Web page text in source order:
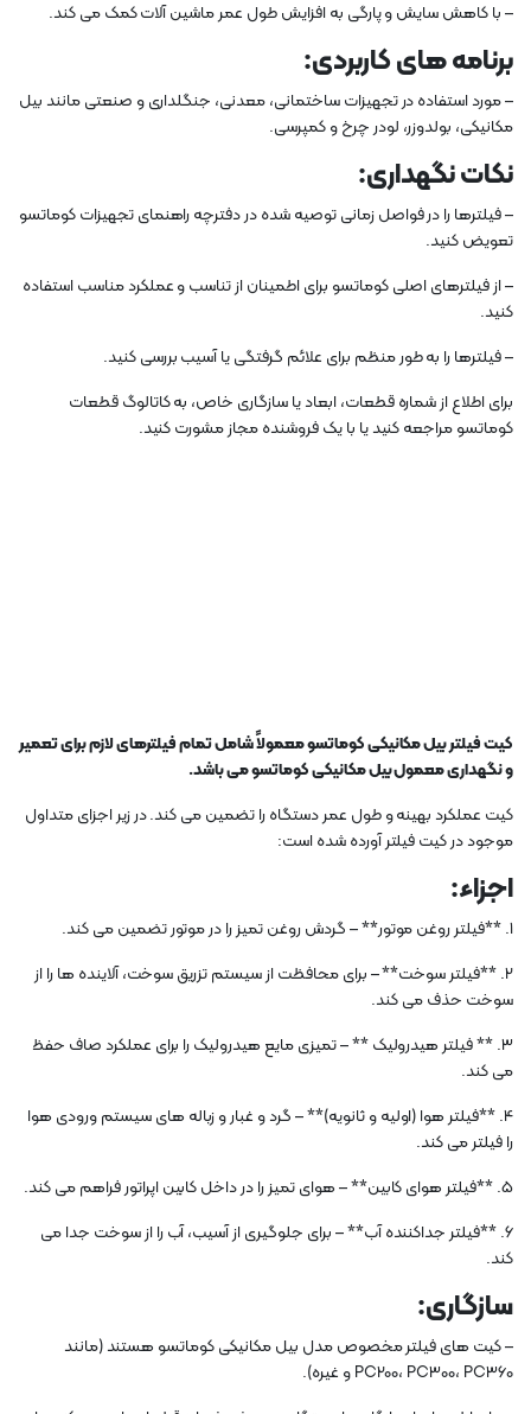
– با کاهش سایش و پارگی به افزایش طول عمر ماشین آلات کمک می کند.
برنامه های کاربردی:
– مورد استفاده در تجهیزات ساختمانی، معدنی، جنگلداری و صنعتی مانند بیل
مکانیکی، بولدوزر، لودر چرخ و کمپرسی.
نکات نگهداری:
– فیلترها را در فواصل زمانی توصیه شده در دفترچه راهنمای تجهیزات کوماتسو
تعویض کنید.
– از فیلترهای اصلی کوماتسو برای اطمینان از تناسب و عملکرد مناسب استفاده
کنید.
– فیلترها را به طور منظم برای علائم گرفتگی یا آسیب بررسی کنید.
برای اطلاع از شماره قطعات، ابعاد یا سازگاری خاص، به کاتالوگ قطعات
کوماتسو مراجعه کنید یا با یک فروشنده مجاز مشورت کنید.
کیت فیلتر بیل مکانیکی کوماتسو معمولاً شامل تمام فیلترهای لازم برای تعمیر
و نگهداری معمول بیل مکانیکی کوماتسو می باشد.
کیت عملکرد بهینه و طول عمر دستگاه را تضمین می کند. در زیر اجزای متداول
موجود در کیت فیلتر آورده شده است:
اجزاء:
1. **فیلتر روغن موتور** – گردش روغن تمیز را در موتور تضمین می کند.
2. **فیلتر سوخت** – برای محافظت از سیستم تزریق سوخت، آلاینده ها را از
سوخت حذف می کند.
3. ** فیلتر هیدرولیک ** – تمیزی مایع هیدرولیک را برای عملکرد صاف حفظ
می کند.
4. **فیلتر هوا (اولیه و ثانویه)** – گرد و غبار و زباله های سیستم ورودی هوا
را فیلتر می کند.
5. **فیلتر هوای کابین** – هوای تمیز را در داخل کابین اپراتور فراهم می کند.
6. **فیلتر جداکننده آب** – برای جلوگیری از آسیب، آب را از سوخت جدا می
کند.
سازگاری:
– کیت های فیلتر مخصوص مدل بیل مکانیکی کوماتسو هستند (مانند
PC200، PC300، PC360 و غیره).